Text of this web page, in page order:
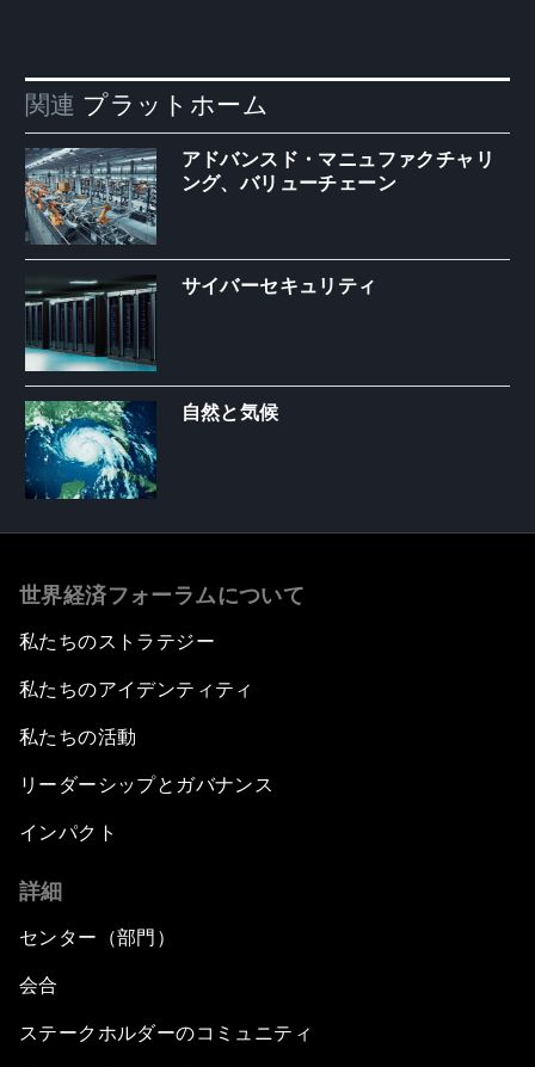
関連 プラットホーム
アドバンスド・マニュファクチャリ
ング、バリューチェーン
サイバーセキュリティ
自然と気候
世界経済フォーラムについて
私たちのストラテジー
私たちのアイデンティティ
私たちの活動
リーダーシップとガバナンス
インパクト
詳細
センター（部門）
会合
ステークホルダーのコミュニティ